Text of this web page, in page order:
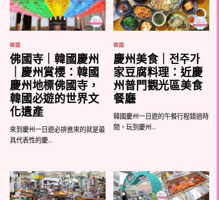
韓國
佛國寺｜韓國慶州
｜慶州賞櫻：韓國
慶州地標佛國寺，
韓國必遊的世界文
化遺產
來到慶州一日遊必排進來的就是最
具代表性的慶...
韓國
慶州美食｜전주가
家豆腐料理：近慶
州普門觀光區美食
餐廳
韓國慶州一日遊的午餐行程錯過時
間，玩到慶州...